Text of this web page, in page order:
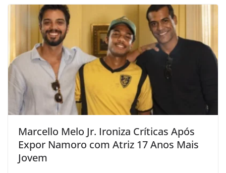
Marcello Melo Jr. Ironiza Críticas Após
Expor Namoro com Atriz 17 Anos Mais
Jovem